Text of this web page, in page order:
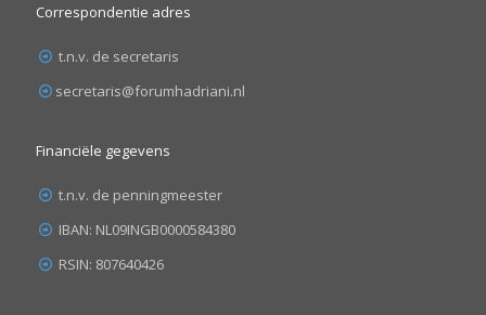
Correspondentie adres
t.n.v. de secretaris
secretaris@forumhadriani.nl
Financiële gegevens
t.n.v. de penningmeester
IBAN: NL09INGB0000584380
RSIN: 807640426